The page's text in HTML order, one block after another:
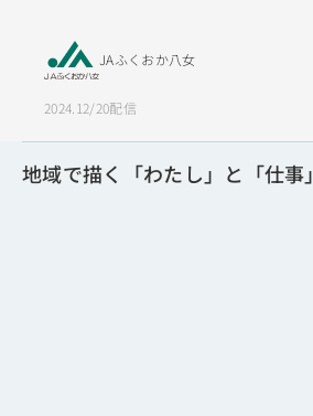
JAふくおか八女
2024.12/20配信
地域で描く「わたし」と「仕事」